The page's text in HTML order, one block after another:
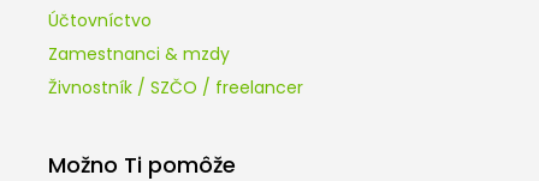
Účtovníctvo
Zamestnanci & mzdy
Živnostník / SZČO / freelancer
Možno Ti pomôže